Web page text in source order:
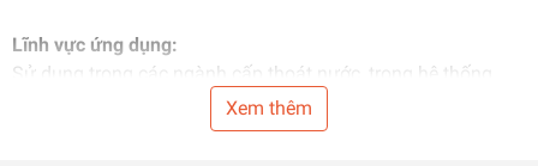
Lĩnh vực ứng dụng:
Sử dụng trong các ngành cấp thoát nước, trong hệ thống
Xem thêm